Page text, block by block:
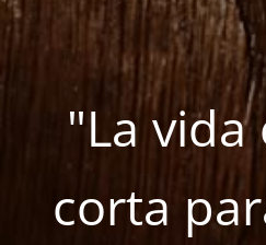
"La vida
corta